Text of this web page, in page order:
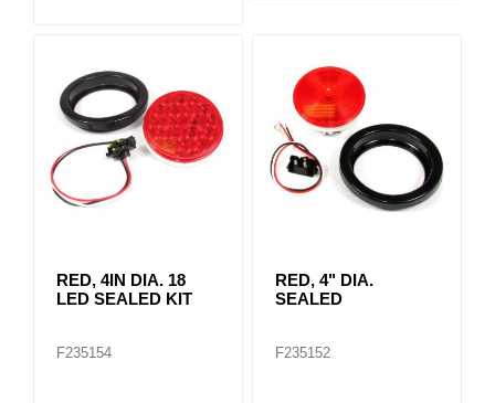
RED, 4IN DIA. 18
LED SEALED KIT
F235154
RED, 4" DIA.
SEALED
F235152